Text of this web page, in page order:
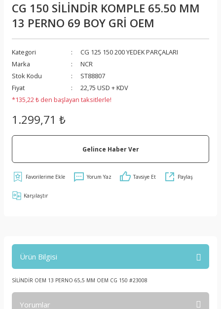
CG 150 SİLİNDİR KOMPLE 65.50 MM
13 PERNO 69 BOY GRİ OEM
Kategori
CG 125 150 200 YEDEK PARÇALARI
Marka
NCR
Stok Kodu
ST88807
Fiyat
22,75 USD + KDV
*135,22 ₺ den başlayan taksitlerle!
1.299,71 ₺
Gelince Haber Ver
Yorum Yaz Tavsiye Et Paylaş
Karşılaştır
Ürün Bilgisi
SİLİNDİR OEM 13 PERNO 65,5 MM OEM CG 150 #23008
Yorumlar